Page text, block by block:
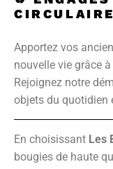
CIRCULAIRE
Apportez vos
nouvelle vie grâce
Rejoignez notre
objets du quotidien
En choisissant Les
bougies de haute